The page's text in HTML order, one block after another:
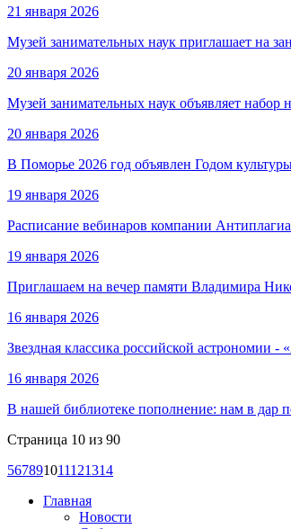
21 января 2026
Музей занимательных наук приглашает на
20 января 2026
Музей занимательных наук объявляет
20 января 2026
В Поморье 2026 год объявлен Годом
19 января 2026
Расписание вебинаров компании
19 января 2026
Приглашаем на вечер памяти Владимира
16 января 2026
Звездная классика российской астрономии
16 января 2026
В нашей библиотеке пополнение: нам в дар
Страница 10 из 90
567891011121314
Главная
Новости